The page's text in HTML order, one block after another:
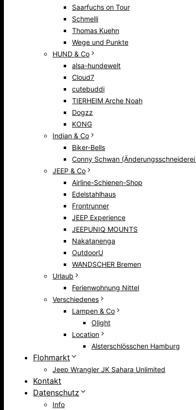
Saarfuchs on Tour
Schmelli
Thomas Kuehn
Wege und Punkte
HUND & Co
alsa-hundewelt
Cloud7
cutebuddi
TIERHEIM Arche Noah
Dogzz
KONG
Indian & Co
Biker-Bells
Conny Schwan
JEEP & Co
Airline-Schienen-Shop
Edelstahlhaus
Frontrunner
JEEP Experience
JEEPUNIQ MOUNTS
Nakatanenga
OutdoorU
WANDSCHER Bremen
Urlaub
Ferienwohnung Nittel
Verschiedenes
Lampen & Co
Olight
Location
Alsterschlösschen Hamburg
Flohmarkt
Jeep Wrangler JK Sahara Unlimited
Kontakt
Datenschutz
Info